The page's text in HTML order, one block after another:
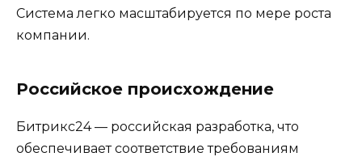
Система легко масштабируется по мере роста
компании.
Российское происхождение
Битрикс24 — российская разработка, что
обеспечивает соответствие требованиям